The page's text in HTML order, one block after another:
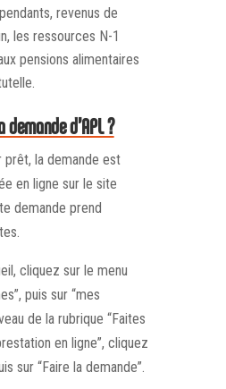
revenus de
les ressources N-1
pensions alimentaires
demande d’APL ?
prêt, la demande est
en ligne sur le site
demande prend
cliquez sur le menu
puis sur “mes
de la rubrique “Faites
en ligne”, cliquez
sur “Faire la demande”.